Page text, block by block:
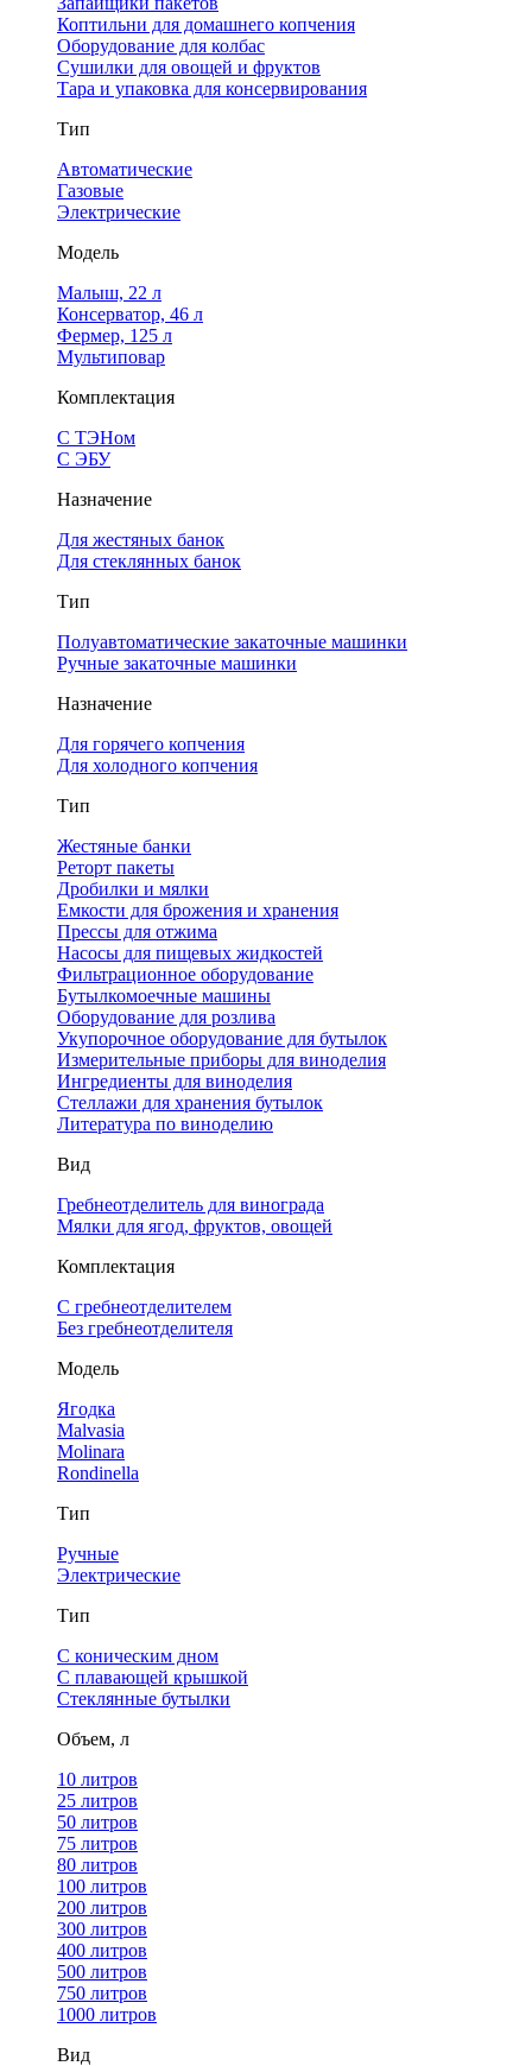
Коптильни для домашнего копчения
Оборудование для колбас
Сушилки для овощей и фруктов
Тара и упаковка для консервирования
Тип
Автоматические
Газовые
Электрические
Модель
Малыш, 22 л
Консерватор, 46 л
Фермер, 125 л
Мультиповар
Комплектация
С ТЭНом
С ЭБУ
Назначение
Для жестяных банок
Для стеклянных банок
Тип
Полуавтоматические закаточные машинки
Ручные закаточные машинки
Назначение
Для горячего копчения
Для холодного копчения
Тип
Жестяные банки
Реторт пакеты
Дробилки и мялки
Емкости для брожения и хранения
Прессы для отжима
Насосы для пищевых жидкостей
Фильтрационное оборудование
Бутылкомоечные машины
Оборудование для розлива
Укупорочное оборудование для бутылок
Измерительные приборы для виноделия
Ингредиенты для виноделия
Стеллажи для хранения бутылок
Литература по виноделию
Вид
Гребнеотделитель для винограда
Мялки для ягод, фруктов, овощей
Комплектация
С гребнеотделителем
Без гребнеотделителя
Модель
Ягодка
Malvasia
Molinara
Rondinella
Тип
Ручные
Электрические
Тип
С коническим дном
С плавающей крышкой
Стеклянные бутылки
Объем, л
10 литров
25 литров
50 литров
75 литров
80 литров
100 литров
200 литров
300 литров
400 литров
500 литров
750 литров
1000 литров
Вид